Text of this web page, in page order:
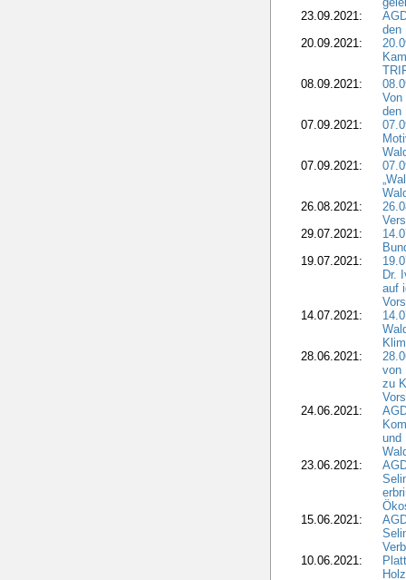
23.09.2021:
den
20.09.2021:
08.09.2021:
den
07.09.2021:
07.09.2021:
26.08.2021:
29.07.2021:
19.07.2021:
Dr.
auf
14.07.2021:
28.06.2021:
von
zu
24.06.2021:
und
23.06.2021:
15.06.2021:
10.06.2021: